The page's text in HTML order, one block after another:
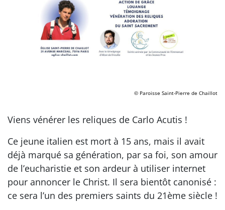
© Paroisse Saint-Pierre de Chaillot
Viens vénérer les reliques de Carlo Acutis !
Ce jeune italien est mort à 15 ans, mais il avait
déjà marqué sa génération, par sa foi, son amour
de l’eucharistie et son ardeur à utiliser internet
pour annoncer le Christ. Il sera bientôt canonisé :
ce sera l’un des premiers saints du 21ème siècle !